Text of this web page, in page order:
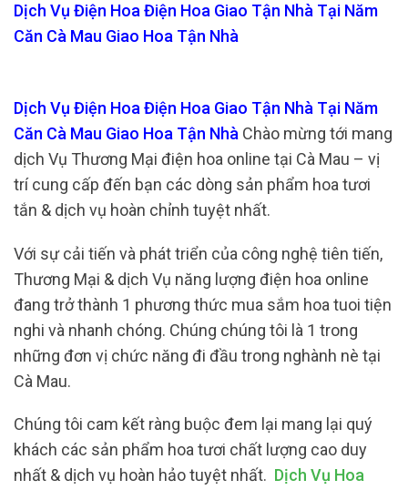
Dịch Vụ Điện Hoa Điện Hoa Giao Tận Nhà Tại Năm
Căn Cà Mau Giao Hoa Tận Nhà
Dịch Vụ Điện Hoa Điện Hoa Giao Tận Nhà Tại Năm
Căn Cà Mau Giao Hoa Tận Nhà Chào mừng tới mang
dịch Vụ Thương Mại điện hoa online tại Cà Mau – vị
trí cung cấp đến bạn các dòng sản phẩm hoa tươi
tắn & dịch vụ hoàn chỉnh tuyệt nhất.
Với sự cải tiến và phát triển của công nghệ tiên tiến,
Thương Mại & dịch Vụ năng lượng điện hoa online
đang trở thành 1 phương thức mua sắm hoa tuoi tiện
nghi và nhanh chóng. Chúng chúng tôi là 1 trong
những đơn vị chức năng đi đầu trong nghành nè tại
Cà Mau.
Chúng tôi cam kết ràng buộc đem lại mang lại quý
khách các sản phẩm hoa tươi chất lượng cao duy
nhất & dịch vụ hoàn hảo tuyệt nhất. Dịch Vụ Hoa